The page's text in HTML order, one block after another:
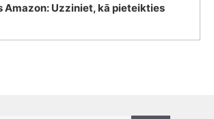
Amazon: Uzziniet, kā pieteikties